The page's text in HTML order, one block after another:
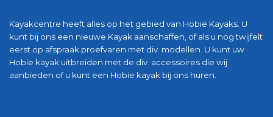
Kayakcentre heeft alles op het gebied van Hobie Kayaks. U
kunt bij ons een nieuwe Kayak aanschaffen, of als u nog twijfelt
eerst op afspraak proefvaren met div. modellen. U kunt uw
Hobie kayak uitbreiden met de div. accessoires die wij
aanbieden of u kunt een Hobie kayak bij ons huren.